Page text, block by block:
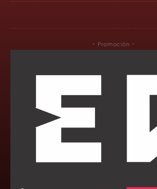
- Promoción -